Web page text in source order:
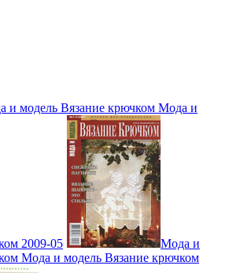
и модель Вязание крючком Мода и
2009-05
Мода и
Мода и модель Вязание крючком